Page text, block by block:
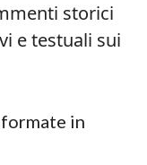
storici
e testuali sui
in